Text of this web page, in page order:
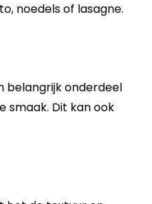
noedels of lasagne.
belangrijk onderdeel
smaak. Dit kan ook